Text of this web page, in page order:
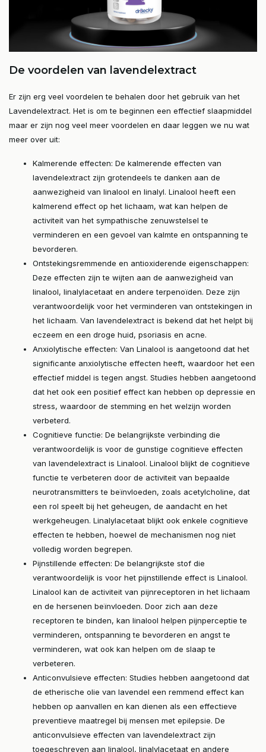
De voordelen van lavendelextract
Er zijn erg veel voordelen te behalen door het gebruik van het
Lavendelextract. Het is om te beginnen een effectief slaapmiddel
maar er zijn nog veel meer voordelen en daar leggen we nu wat
meer over uit:
Kalmerende effecten: De kalmerende effecten van
lavendelextract zijn grotendeels te danken aan de
aanwezigheid van linalool en linalyl. Linalool heeft een
kalmerend effect op het lichaam, wat kan helpen de
activiteit van het sympathische zenuwstelsel te
verminderen en een gevoel van kalmte en ontspanning te
bevorderen.
Ontstekingsremmende en antioxiderende eigenschappen:
Deze effecten zijn te wijten aan de aanwezigheid van
linalool, linalylacetaat en andere terpenoïden. Deze zijn
verantwoordelijk voor het verminderen van ontstekingen in
het lichaam. Van lavendelextract is bekend dat het helpt bij
eczeem en een droge huid, psoriasis en acne.
Anxiolytische effecten: Van Linalool is aangetoond dat het
significante anxiolytische effecten heeft, waardoor het een
effectief middel is tegen angst. Studies hebben aangetoond
dat het ook een positief effect kan hebben op depressie en
stress, waardoor de stemming en het welzijn worden
verbeterd.
Cognitieve functie: De belangrijkste verbinding die
verantwoordelijk is voor de gunstige cognitieve effecten
van lavendelextract is Linalool. Linalool blijkt de cognitieve
functie te verbeteren door de activiteit van bepaalde
neurotransmitters te beïnvloeden, zoals acetylcholine, dat
een rol speelt bij het geheugen, de aandacht en het
werkgeheugen. Linalylacetaat blijkt ook enkele cognitieve
effecten te hebben, hoewel de mechanismen nog niet
volledig worden begrepen.
Pijnstillende effecten: De belangrijkste stof die
verantwoordelijk is voor het pijnstillende effect is Linalool.
Linalool kan de activiteit van pijnreceptoren in het lichaam
en de hersenen beïnvloeden. Door zich aan deze
receptoren te binden, kan linalool helpen pijnperceptie te
verminderen, ontspanning te bevorderen en angst te
verminderen, wat ook kan helpen om de slaap te
verbeteren.
Anticonvulsieve effecten: Studies hebben aangetoond dat
de etherische olie van lavendel een remmend effect kan
hebben op aanvallen en kan dienen als een effectieve
preventieve maatregel bij mensen met epilepsie. De
anticonvulsieve effecten van lavendelextract zijn
toegeschreven aan linalool, linalylacetaat en andere